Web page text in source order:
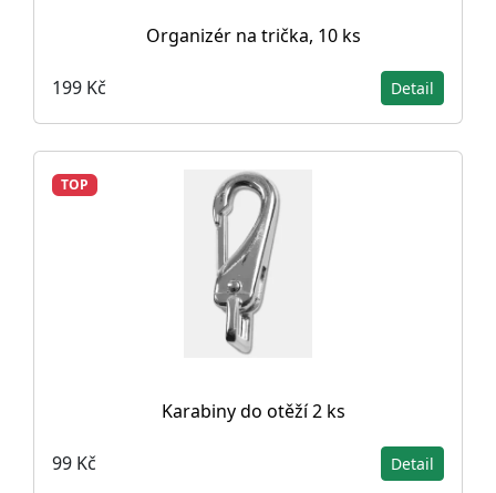
Organizér na trička, 10 ks
199 Kč Detail
TOP
Karabiny do otěží 2 ks
99 Kč Detail